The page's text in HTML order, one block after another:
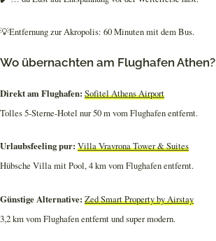
💡Entfernung zur Akropolis: 60 Minuten mit dem Bus.
Wo übernachten am Flughafen Athen?
Direkt am Flughafen: Sofitel Athens Airport
Tolles 5-Sterne-Hotel nur 50 m vom Flughafen entfernt.
Urlaubsfeeling pur: Villa Vravrona Tower & Suites
Hübsche Villa mit Pool, 4 km vom Flughafen entfernt.
Günstige Alternative: Zed Smart Property by Airstay
3,2 km vom Flughafen entfernt und super modern.